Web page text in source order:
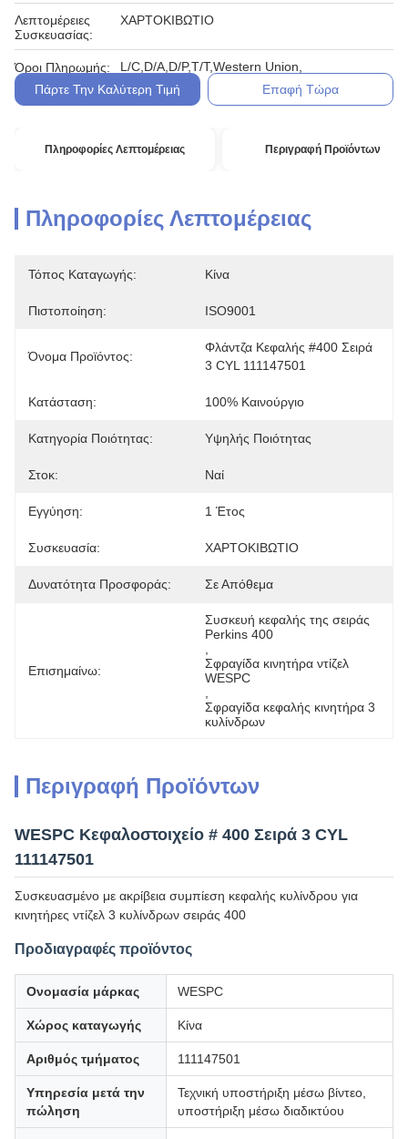
Λεπτομέρειες
Συσκευασίας:
ΧΑΡΤΟΚΙΒΩΤΙΟ
Όροι Πληρωμής:
L/C,D/A,D/P,T/T,Western Union,
Πάρτε Την Καλύτερη Τιμή
Επαφή Τώρα
Πληροφορίες Λεπτομέρειας Περιγραφή Προϊόντων
Πληροφορίες Λεπτομέρειας
Τόπος Καταγωγής: Κίνα
Πιστοποίηση: ISO9001
Όνομα Προϊόντος:
Φλάντζα Κεφαλής #400 Σειρά
3 CYL 111147501
Κατάσταση: 100% Καινούργιο
Κατηγορία Ποιότητας: Υψηλής Ποιότητας
Στοκ: Ναί
Εγγύηση: 1 Έτος
Συσκευασία: ΧΑΡΤΟΚΙΒΩΤΙΟ
Δυνατότητα Προσφοράς: Σε Απόθεμα
Επισημαίνω:
Συσκευή κεφαλής της σειράς
Perkins 400
Σφραγίδα κινητήρα ντίζελ
WESPC
Σφραγίδα κεφαλής κινητήρα 3
κυλίνδρων
Περιγραφή Προϊόντων
WESPC Κεφαλοστοιχείο # 400 Σειρά 3 CYL
111147501
Συσκευασμένο με ακρίβεια συμπίεση κεφαλής κυλίνδρου για
κινητήρες ντίζελ 3 κυλίνδρων σειράς 400
Προδιαγραφές προϊόντος
Ονομασία μάρκας WESPC
Χώρος καταγωγής Κίνα
Αριθμός τμήματος 111147501
Υπηρεσία μετά την
πώληση
Τεχνική υποστήριξη μέσω βίντεο,
υποστήριξη μέσω διαδικτύου